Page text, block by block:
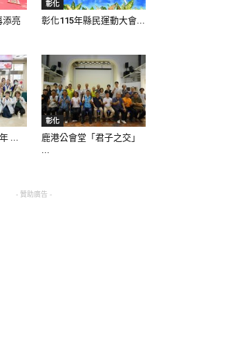
添亮
彰化
彰化115年縣民運動大會...
...
彰化
鹿港公會堂「君子之交」
...
- 贊助廣告 -